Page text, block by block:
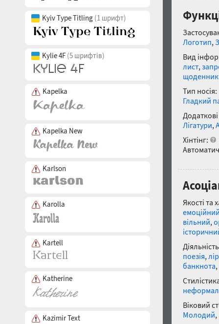
Kyiv Type Titling (1 шрифт)
Kylie 4F (5 шрифтів)
Kapelka
Kapelka New
Karlson
Karolla
Kartell
Katherine
Kazimir Text
Логотип,
Вид
лист,
щоденник
Тип носія:
Гладкий
Лігатури,
Хінтінг:
Якості та
вільний,
поезія,
банкнота,
Віковий
Молодий,